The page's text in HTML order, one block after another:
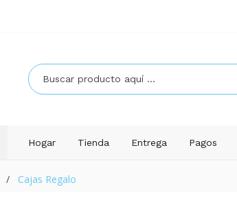
Hogar Tienda Entrega Pagos
/ Cajas Regalo